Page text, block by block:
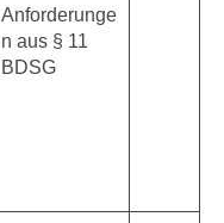
Anforderunge
n aus § 11
BDSG